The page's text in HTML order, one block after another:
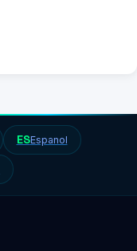
ESEspanol